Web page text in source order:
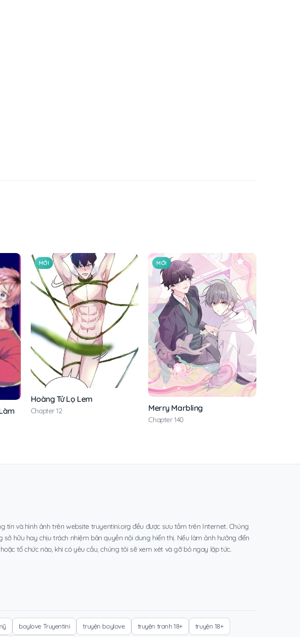
MỚI
Hoàng Tử Lọ Lem
Chapter 12
MỚI
Merry Marbling
Chapter 140
tin và hình ảnh trên website truyentini.org đều được sưu tầm trên Internet. Chúng
sở hữu hay chịu trách nhiệm bản quyền nội dung hiển thị. Nếu làm ảnh hưởng đến
tổ chức nào, khi có yêu cầu, chúng tôi sẽ xem xét và gỡ bỏ ngay lập tức.
boylove Truyentini truyện boylove truyện tranh 18+ truyện 18+